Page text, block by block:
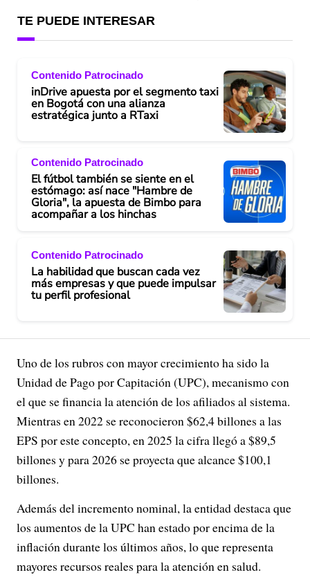
TE PUEDE INTERESAR
Contenido Patrocinado
inDrive apuesta por el segmento taxi
en Bogotá con una alianza
estratégica junto a RTaxi
Contenido Patrocinado
El fútbol también se siente en el
estómago: así nace "Hambre de
Gloria", la apuesta de Bimbo para
acompañar a los hinchas
Contenido Patrocinado
La habilidad que buscan cada vez
más empresas y que puede impulsar
tu perfil profesional
Uno de los rubros con mayor crecimiento ha sido la
Unidad de Pago por Capitación (UPC), mecanismo con
el que se financia la atención de los afiliados al sistema.
Mientras en 2022 se reconocieron $62,4 billones a las
EPS por este concepto, en 2025 la cifra llegó a $89,5
billones y para 2026 se proyecta que alcance $100,1
billones.
Además del incremento nominal, la entidad destaca que
los aumentos de la UPC han estado por encima de la
inflación durante los últimos años, lo que representa
mayores recursos reales para la atención en salud.